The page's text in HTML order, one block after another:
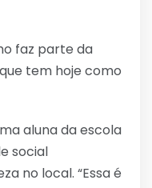
faz parte da
tem hoje como
aluna da escola
social
no local. “Essa é